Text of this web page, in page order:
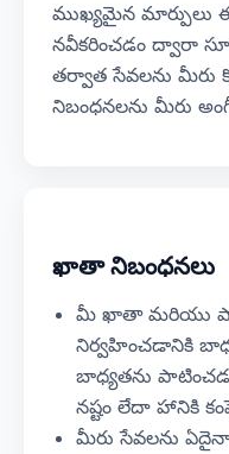
ముఖ్యమైన మార్పులు
నవీకరించడం ద్వారా
తర్వాత సేవలను మీరు
నిబంధనలను మీరు
ఖాతా నిబంధనలు
మీ ఖాతా మరియు
నిర్వహించడానికి
బాధ్యతను
నష్టం లేదా హానికి
మీరు సేవలను